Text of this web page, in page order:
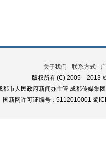
关于我们 - 联系方式 -
版权所有 (C) 2005—2013
都市人民政府新闻办主管 成都传媒集
国新网许可证编号：5112010001 蜀